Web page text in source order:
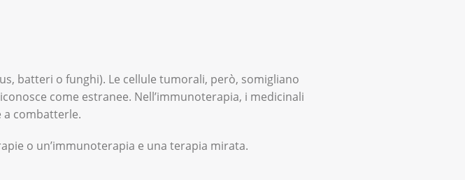
batteri o funghi). Le cellule tumorali, però, somigliano
come estranee. Nell’immunoterapia, i medicinali
combatterle.
o un’immunoterapia e una terapia mirata.